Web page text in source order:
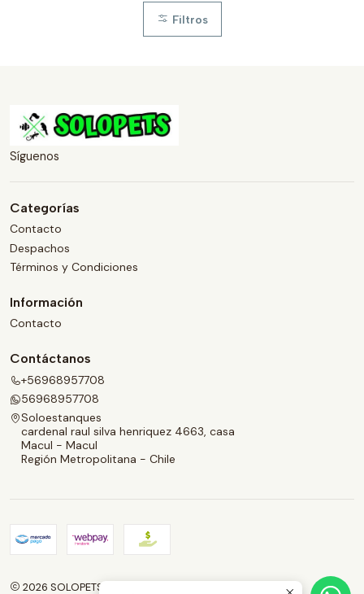
Filtros
Síguenos
Categorías
Contacto
Despachos
Términos y Condiciones
Información
Contacto
Contáctanos
+56968957708
56968957708
Soloestanques
cardenal raul silva henriquez 4663, casa
Macul - Macul
Región Metropolitana - Chile
2026 SOLOPETS.CL.